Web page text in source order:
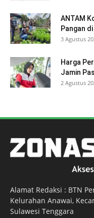
ANTAM
Pangan
3 Agustus
Harga
Jamin
2 Agustus
Alamat Redaksi : BTN
Kelurahan Anawai,
Sulawesi Tenggara